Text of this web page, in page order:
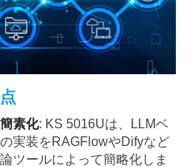
素化: KS 5016Uは、LLMベ
実装をRAGFlowやDifyなど
ツールによって簡略化しま